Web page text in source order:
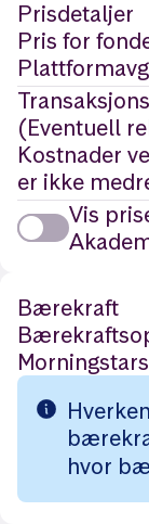
Prisdetaljer
Pris for
(Eventuell
Kostnader
er ikke
Vis
Bærekraft
hvor